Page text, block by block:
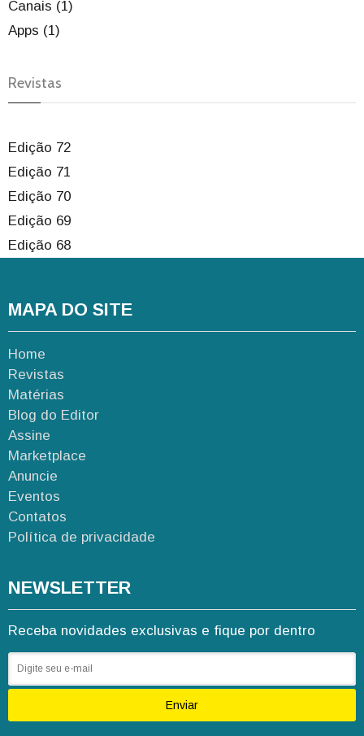
Canais (1)
Apps (1)
Revistas
Edição 72
Edição 71
Edição 70
Edição 69
Edição 68
MAPA DO SITE
Home
Revistas
Matérias
Blog do Editor
Assine
Marketplace
Anuncie
Eventos
Contatos
Política de privacidade
NEWSLETTER
Receba novidades exclusivas e fique por dentro
Enviar